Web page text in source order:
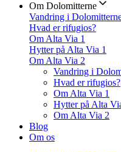
Om Dolomitterne
Vandring i
Hvad er rifugios?
Om Alta Via 1
Hytter på Alta Via 1
Om Alta Via 2
Vandring i
Hvad er rifugios?
Om Alta Via 1
Hytter på Alta
Om Alta Via 2
Blog
Om os